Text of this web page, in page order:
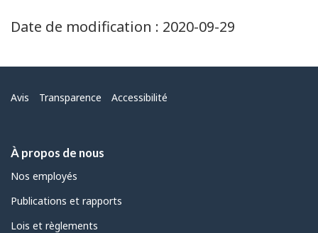
Date de modification : 2020-09-29
Menu
Avis Transparence Accessibilité
À propos de nous
Nos employés
Publications et rapports
Lois et règlements